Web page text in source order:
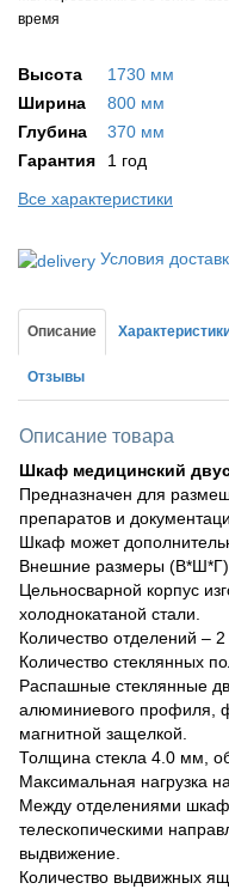
время
Высота
1730 мм
Ширина
800 мм
Глубина
370 мм
Гарантия
1 год
Все характеристики
Условия
Описание
Отзывы
Описание товара
Шкаф медицинский
Предназначен для
препаратов и
Шкаф может
Внешние размеры
Цельносварной корпус
холоднокатаной стали.
Количество отделений – 2
Количество стеклянных
Распашные стеклянные
алюминиевого профиля,
магнитной защелкой.
Толщина стекла 4.0 мм,
Максимальная нагрузка
Между отделениями
телескопическими
выдвижение.
Количество выдвижных